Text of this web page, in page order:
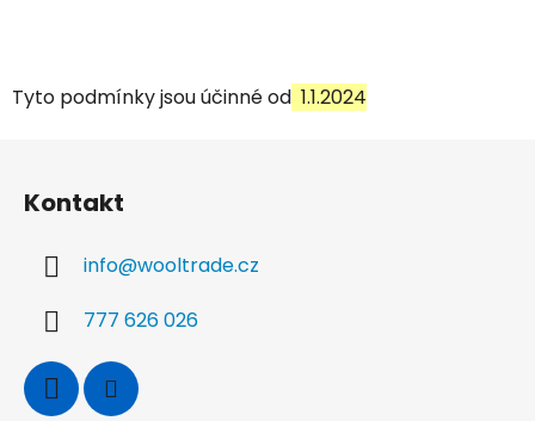
Tyto podmínky jsou účinné od 1.1.2024
Kontakt
info@wooltrade.cz
777 626 026